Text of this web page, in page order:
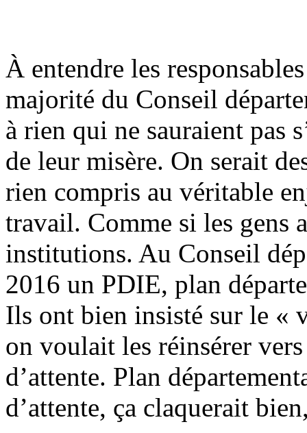
À entendre les
majorité du Conseil
à rien qui ne sauraient pas
de leur misère. On serait
rien compris au véritable
travail. Comme si les gens
institutions. Au Conseil
2016 un PDIE, plan
Ils ont bien insisté sur le «
on voulait les réinsérer
d’attente. Plan
d’attente, ça claquerait